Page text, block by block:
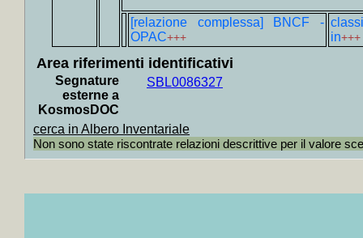
+
+
La
+++
+
[relazione complessa] BNCF -
OPAC+++
in+++
Area riferimenti identificativi
Segnature
esterne a
KosmosDOC
SBL0086327
cerca in Albero Inventariale
Non sono state riscontrate relazioni descrittive per il valore